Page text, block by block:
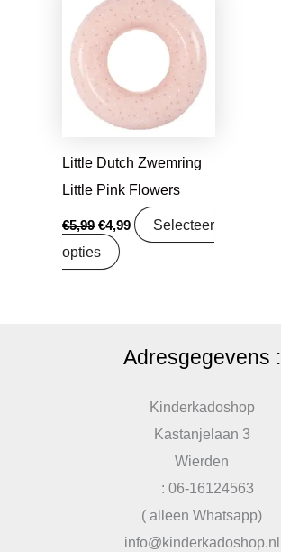
Little Dutch Zwemring
Little Pink Flowers
€5,99
prijs
was:
€5,99.
€4,99
prijs
is:
€4,99.
Selecteer
opties
Adresgegevens :
Kinderkadoshop
Kastanjelaan 3
Wierden
: 06-16124563
( alleen Whatsapp)
info@kinderkadoshop.nl